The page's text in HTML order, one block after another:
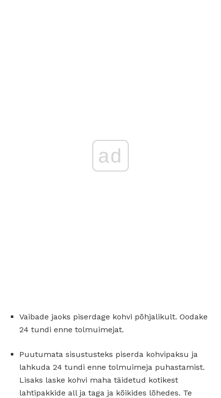
ad
Vaibade jaoks piserdage kohvi põhjalikult. Oodake
24 tundi enne tolmuimejat.
Puutumata sisustusteks piserda kohvipaksu ja
lahkuda 24 tundi enne tolmuimeja puhastamist.
Lisaks laske kohvi maha täidetud kotikest
lahtipakkide all ja taga ja kõikides lõhedes. Te